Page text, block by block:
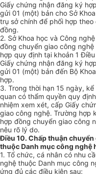
Giấy chứng nhận đăng ký
gửi 01 (một) bản cho Sở
trụ sở chính để phối hợp
đồng.
2. Sở Khoa học và Công
đồng chuyển giao công
hợp quy định tại khoản 1
Giấy chứng nhận đăng ký
gửi 01 (một) bản đến Bộ
hợp.
3. Trong thời hạn 15 ngày,
quan có thẩm quyền quy
nhiệm xem xét, cấp Giấy
giao công nghệ. Trường hợp
hợp đồng chuyển giao công
nêu rõ lý do.
Điều 10. Chấp thuận
thuộc Danh mục công nghệ
1. Tổ chức, cá nhân có nhu
nghệ thuộc Danh mục công
ứng đủ các điều kiện sau: